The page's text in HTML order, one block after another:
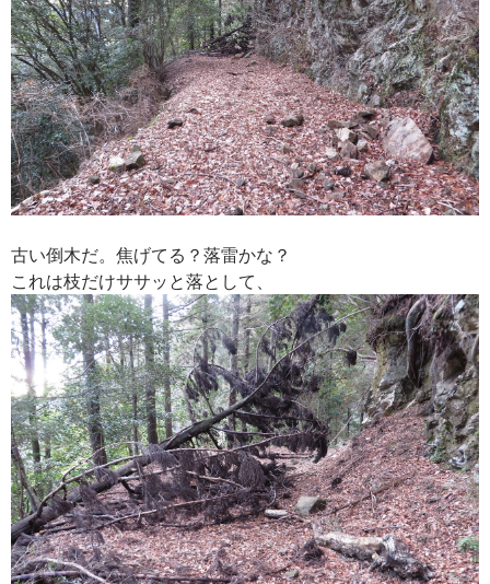
古い倒木だ。焦げてる？落雷かな？
これは枝だけササッと落として、